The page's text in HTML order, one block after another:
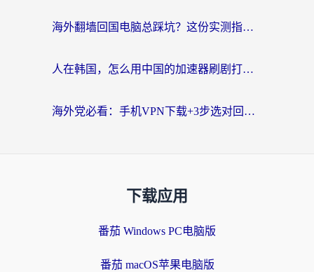
海外翻墙回国电脑总踩坑？这份实测指南帮你选对加速器（附ChickCNinitapMalus对比）
人在韩国，怎么用中国的加速器刷剧打游戏？这份真实体验指南给你答案
海外党必看：手机VPN下载+3步选对回国加速器，无缝刷国内资源不再愁
下载应用
番茄 Windows PC电脑版
番茄 macOS苹果电脑版